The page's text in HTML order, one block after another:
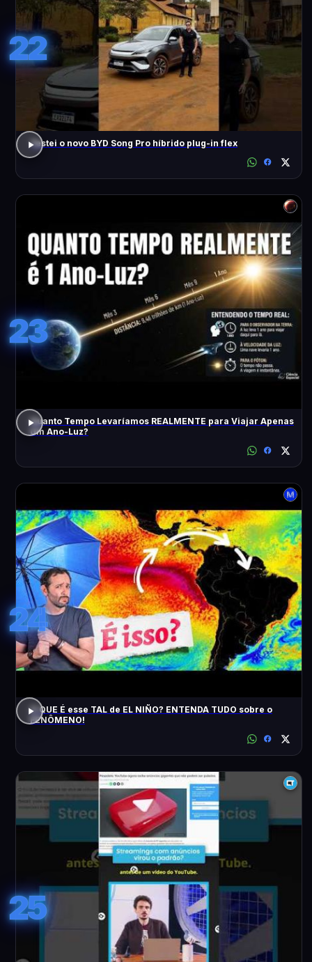
22
Testei o novo BYD Song Pro híbrido plug-in flex
23
Quanto Tempo Levaríamos REALMENTE para Viajar Apenas
Um Ano-Luz?
24
O QUE É esse TAL de EL NIÑO? ENTENDA TUDO sobre o
FENÔMENO!
25